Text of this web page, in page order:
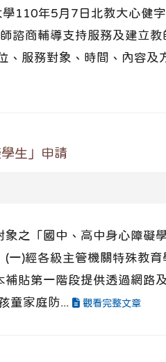
110年5月7日北教大心健
諮商輔導支持服務及建立教
服務對象、時間、內容及
生」申請
之「國中、高中身心障礙
一)經各級主管機關特殊教育
貼第一階段提供透過網路
家庭防...
觀看完整文章